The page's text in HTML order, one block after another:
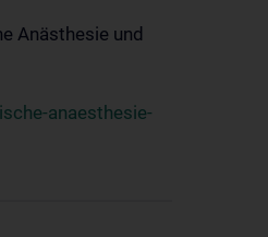
Anästhesie und
anaesthesie-